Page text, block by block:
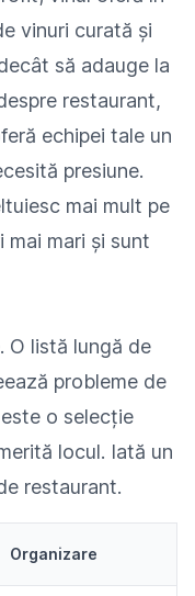
vinuri curată și
să adauge la
restaurant,
echipei tale un
presiune.
mai mult pe
mai mari și sunt
O listă lungă de
probleme de
o selecție
locul. Iată un
restaurant.
Organizare